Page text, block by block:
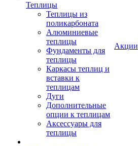
Теплицы
Теплицы из
поликарбоната
Алюминиевые
теплицы
Фундаменты для
теплицы
Каркасы теплиц и
вставки к
теплицам
Дуги
Дополнительные
опции к теплицам
Аксессуары для
теплицы
Акции